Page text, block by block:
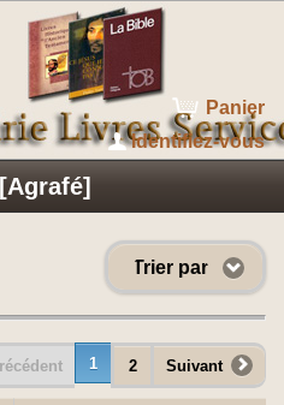
Panier
Identifiez-vous
Trier par
1 2 Suivant